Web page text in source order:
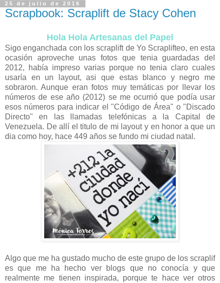
25 de julio de 2016
Scrapbook: Scraplift de Stacy Cohen
Hola Hola Artesanas del Papel
Sigo enganchada con los scraplift de Yo Scraplifteo, en esta
ocasión aproveche unas fotos que tenia guardadas del
2012, había impreso varias porque no tenia claro cuales
usaría en un layout, asi que estas blanco y negro me
sobraron. Aunque eran fotos muy temáticas por llevar los
números de ese año (2012) se me ocurrió que podía usar
esos números para indicar el "Código de Área" o "Discado
Directo" en las llamadas telefónicas a la Capital de
Venezuela. De allí el titulo de mi layout y en honor a que un
dia como hoy, hace 449 años se fundo mi ciudad natal.
Algo que me ha gustado mucho de este grupo de los scraplif
es que me ha hecho ver blogs que no conocía y que
realmente me tienen inspirada, porque te hace ver otros